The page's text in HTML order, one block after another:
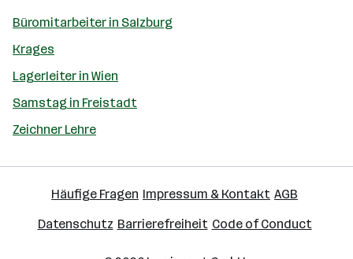
Büromitarbeiter in Salzburg
Krages
Lagerleiter in Wien
Samstag in Freistadt
Zeichner Lehre
Häufige Fragen Impressum & Kontakt AGB
Datenschutz Barrierefreiheit Code of Conduct